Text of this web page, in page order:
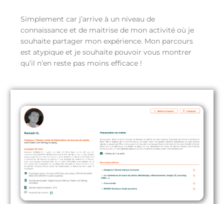
Simplement car j’arrive à un niveau de
connaissance et de maitrise de mon activité où je
souhaite partager mon expérience. Mon parcours
est atypique et je souhaite pouvoir vous montrer
qu’il n’en reste pas moins efficace !